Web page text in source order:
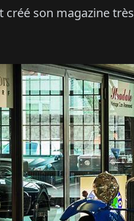
créé son magazine